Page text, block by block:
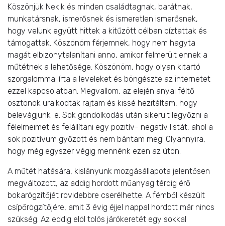
Köszönjük Nekik és minden családtagnak, barátnak,
munkatársnak, ismerősnek és ismeretlen ismerősnek,
hogy velünk együtt hittek a kitűzött célban bíztattak és
támogattak. Köszönöm férjemnek, hogy nem hagyta
magát elbizonytalanítani anno, amikor felmerült ennek a
műtétnek a lehetősége. Köszönöm, hogy olyan kitartó
szorgalommal írta a leveleket és böngészte az internetet
ezzel kapcsolatban. Megvallom, az elején anyai féltő
ösztönök uralkodtak rajtam és kissé hezitáltam, hogy
belevágjunk-e. Sok gondolkodás után sikerült legyőzni a
félelmeimet és felállítani egy pozitív- negatív listát, ahol a
sok pozitívum győzött és nem bántam meg! Olyannyira,
hogy még egyszer végig mennénk ezen az úton.
A műtét hatására, kislányunk mozgásállapota jelentősen
megváltozott, az addig hordott műanyag térdig érő
bokarögzítőjét rövidebbre cserélhette. A fémből készült
csípőrögzítőjére, amit 3 évig éjjel nappal hordott már nincs
szükség. Az eddig elöl tolós járókeretét egy sokkal